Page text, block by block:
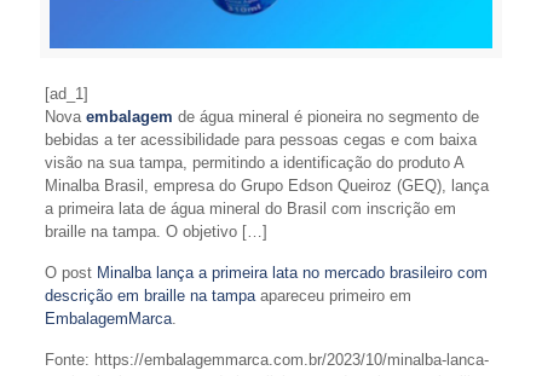
[ad_1]
Nova embalagem de água mineral é pioneira no segmento de
bebidas a ter acessibilidade para pessoas cegas e com baixa
visão na sua tampa, permitindo a identificação do produto A
Minalba Brasil, empresa do Grupo Edson Queiroz (GEQ), lança
a primeira lata de água mineral do Brasil com inscrição em
braille na tampa. O objetivo […]
O post Minalba lança a primeira lata no mercado brasileiro com
descrição em braille na tampaapareceu primeiro em
EmbalagemMarca.
Fonte: https://embalagemmarca.com.br/2023/10/minalba-lanca-